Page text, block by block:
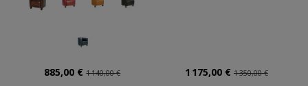
885,00 €1 140,00 € 1 175,00 € 1 350,00 €